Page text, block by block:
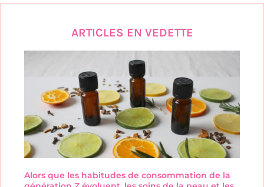
ARTICLES EN VEDETTE
Alors que les habitudes de consommation de la